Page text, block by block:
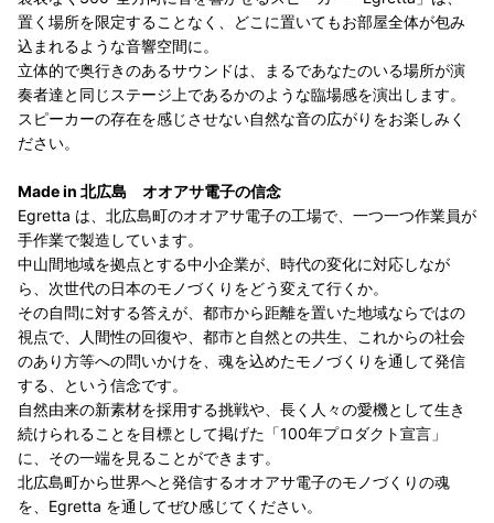
置く場所を限定することなく、どこに置いてもお部屋全体が包み
込まれるような音響空間に。
立体的で奥行きのあるサウンドは、まるであなたのいる場所が演
奏者達と同じステージ上であるかのような臨場感を演出します。
スピーカーの存在を感じさせない自然な音の広がりをお楽しみく
ださい。
Made in 北広島 オオアサ電子の信念
Egretta は、北広島町のオオアサ電子の工場で、一つ一つ作業員が
手作業で製造しています。
中山間地域を拠点とする中小企業が、時代の変化に対応しなが
ら、次世代の日本のモノづくりをどう変えて行くか。
その自問に対する答えが、都市から距離を置いた地域ならではの
視点で、人間性の回復や、都市と自然との共生、これからの社会
のあり方等への問いかけを、魂を込めたモノづくりを通して発信
する、という信念です。
自然由来の新素材を採用する挑戦や、長く人々の愛機として生き
続けられることを目標として掲げた「100年プロダクト宣言」
に、その一端を見ることができます。
北広島町から世界へと発信するオオアサ電子のモノづくりの魂
を、Egretta を通してぜひ感じてください。